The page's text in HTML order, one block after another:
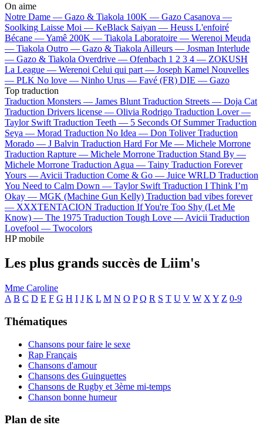
On aime
Notre Dame — Gazo & Tiakola 100K — Gazo Casanova —
Soolking Laisse Moi — KeBlack Saiyan — Heuss L'enfoiré
Bécane —Yamê 200K — Tiakola Laboratoire — Werenoi Meuda
— Tiakola Outro — Gazo & Tiakola Ailleurs — Josman Interlude
— Gazo & Tiakola Overdrive — Ofenbach 1 2 3 4 — ZOKUSH
La League — Werenoi Celui qui part — Joseph Kamel Nouvelles
— PLK No love — Ninho Urus — Favé (FR) DIE — Gazo
Top traduction
Traduction Monsters — James Blunt Traduction Streets — Doja Cat
Traduction Drivers license — Olivia Rodrigo Traduction Lover —
Taylor Swift Traduction Teeth — 5 Seconds Of Summer Traduction
Seya — Morad Traduction No Idea — Don Toliver Traduction
Morado — J Balvin Traduction Hard For Me — Michele Morrone
Traduction Rapture — Michele Morrone Traduction Stand By —
Michele Morrone Traduction Agua — Tainy Traduction Forever
Yours — Avicii Traduction Come & Go — Juice WRLD Traduction
You Need to Calm Down — Taylor Swift Traduction I Think I’m
Okay — MGK (Machine Gun Kelly) Traduction bad vibes forever
— XXXTENTACION Traduction If You're Too Shy (Let Me
Know) — The 1975 Traduction Tough Love — Avicii Traduction
Lovefool — Twocolors
HP mobile
Les plus grands succès de Liim's
Mme Caroline
A B C D E F G H I J K L M N O P Q R S T U V W X Y Z 0-9
Thématiques
Chansons pour faire le sexe
Rap Français
Chansons d'amour
Chansons des Guinguettes
Chansons de Rugby et 3ème mi-temps
Chanson bonne humeur
Plan de site